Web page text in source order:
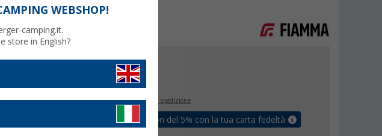
PVP8, €
€
Prezzi IVA inclusa+ Spese di spedizione
Assicurati un coupon del 5% con la tua carta fedeltà
WEBSHOP!
camping.it.
store in English?